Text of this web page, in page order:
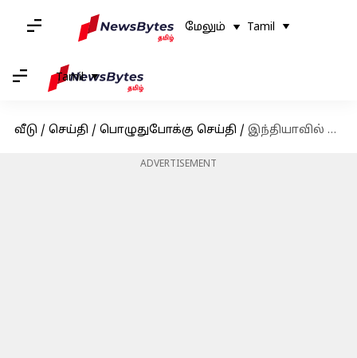
மேலும் Tamil
Tamil
வீடு / செய்தி / பொழுதுபோக்கு செய்தி / இந்தியாவில் முன்பதிவிலேயே ₹30 கோடியை அள்ளியது 'புஷ்பா 2'
ADVERTISEMENT